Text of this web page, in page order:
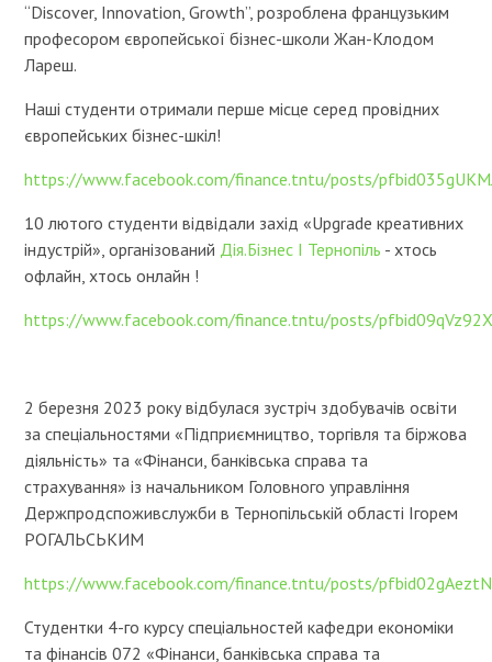
“Discover, Innovation, Growth”, розроблена французьким
професором європейської бізнес-школи Жан-Клодом
Лареш.
Наші студенти отримали перше місце серед провідних
європейських бізнес-шкіл!
https://www.facebook.com/finance.tntu/posts/
10 лютого студенти відвідали захід «Upgrade креативних
індустрій», організований Дія.Бізнес І Тернопіль - хтось
офлайн, хтось онлайн !
https://www.facebook.com/finance.tntu/posts/
2 березня 2023 року відбулася зустріч здобувачів освіти
за спеціальностями «Підприємництво, торгівля та біржова
діяльність» та «Фінанси, банківська справа та
страхування» із начальником Головного управління
Держпродспоживслужби в Тернопільській області Ігорем
РОГАЛЬСЬКИМ
https://www.facebook.com/finance.tntu/posts/
Студентки 4-го курсу спеціальностей кафедри економіки
та фінансів 072 «Фінанси, банківська справа та